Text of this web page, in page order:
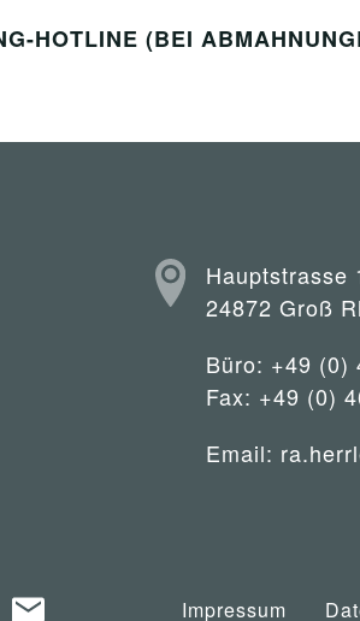
HOTLINE (BEI
Hauptstrasse
24872 Groß
Büro: +49 (0)
Fax: +49 (0)
Email:
Impressum